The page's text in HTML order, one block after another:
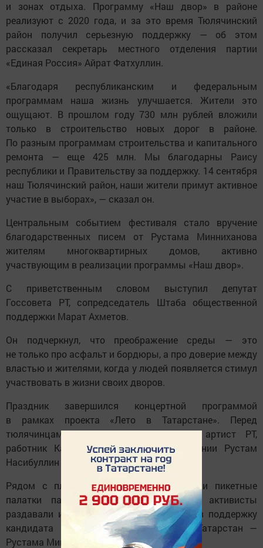
и зонах отдыха. Программу «Наш двор» в районе
реализуют с 2020 года, и за это время Тюлячинский
район получил серьезную поддержку — об этом
рассказал секретарь местного отделения партии
«Единая Россия» Айрат Фатхуллин.
«Благодаря республиканским и федеральным
программам наша жизнь улучшается. Жители это
ощущают. В прошлом году 730 млн рублей вложили
только в строительство новых дорог в районе.
По разным программам строительства и капитального
ремонта — еще 425 млн. Мы благодарны Раису
республики и Правительству за поддержку. 14 сентября
наш Тюлячинский район, наши жители примут активное
участие в выборах», — сказал он.
Центральным событием фестиваля стало вручение
благодарственных писем от Рустама Минниханова
жителям многоквартирных домов, активно
участвующим в реализации программы «Наш двор».
С приветственным словом выступил депутат
Госсовета РТ, сопредседатель Штаба общественной
поддержки Марат Ахметов.
Он подчеркнул, что преображение среды — это
не только про асфальт и бордюры, а про доверие между
властью и жителями, когда у людей появляется стимул
участвовать в жизни своих дворов.
Праздник завершился концертной программой
в рамках проекта «Лето в Татарстане». Перед
тюлячинцами выступили заслуженный артист РТ,
работник Казанской городской филармонии Рустам
Насибуллин и певец Радик Шарафиев.
Рядом с площадкой фестиваля работали пикетные
палатки партии «Единая Россия», где активисты
раздавали информационные материалы в поддержку
кандидата на пост Раиса Республики Татарстан —
Рустама Минниханова.